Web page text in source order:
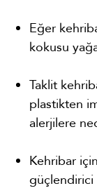
Eğer
kokusu
Taklit
plastikten
alerjilere
Kehribar
güçlendirici